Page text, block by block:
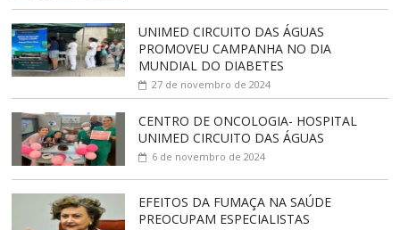
UNIMED CIRCUITO DAS ÁGUAS
PROMOVEU CAMPANHA NO DIA
MUNDIAL DO DIABETES
27 de novembro de 2024
CENTRO DE ONCOLOGIA- HOSPITAL
UNIMED CIRCUITO DAS ÁGUAS
6 de novembro de 2024
EFEITOS DA FUMAÇA NA SAÚDE
PREOCUPAM ESPECIALISTAS